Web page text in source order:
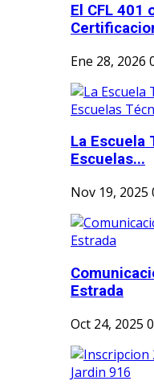
El CFL
Ene 28, 2026
La Escuela
Escuelas...
Nov 19, 2025
Estrada
Oct 24, 2025 0